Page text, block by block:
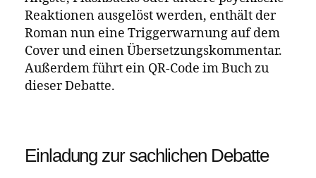
Historische Authentizität und
Unverfälschtheit
Alle drei Charaktere und ihre zugehörigen
ausgeschriebenen N-Worten bezeichnet.